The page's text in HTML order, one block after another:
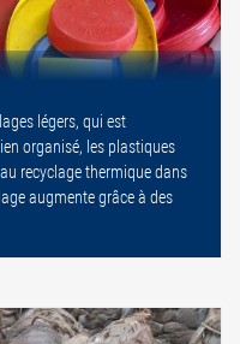
légers, qui est
organisé, les plastiques
recyclage thermique dans
augmente grâce à des